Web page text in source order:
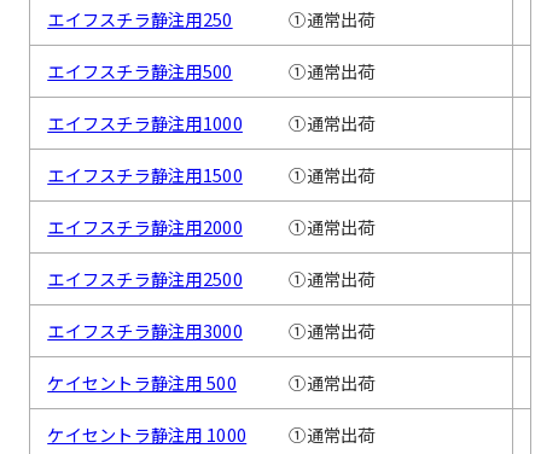
エイフスチラ静注用250 ①通常出荷
エイフスチラ静注用500 ①通常出荷
エイフスチラ静注用1000 ①通常出荷
エイフスチラ静注用1500 ①通常出荷
エイフスチラ静注用2000 ①通常出荷
エイフスチラ静注用2500 ①通常出荷
エイフスチラ静注用3000 ①通常出荷
ケイセントラ静注用 500 ①通常出荷
ケイセントラ静注用 1000 ①通常出荷